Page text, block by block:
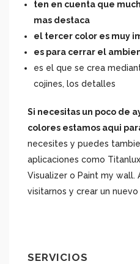
ten en cuenta que
mas destaca
el tercer color es muy
es para cerrar el
es el que se crea
cojines, los detalles
Si necesitas un poco de
colores estamos aqui
necesites y puedes
aplicaciones como
Visualizer o Paint my wall.
visitarnos y crear un
SERVICIOS